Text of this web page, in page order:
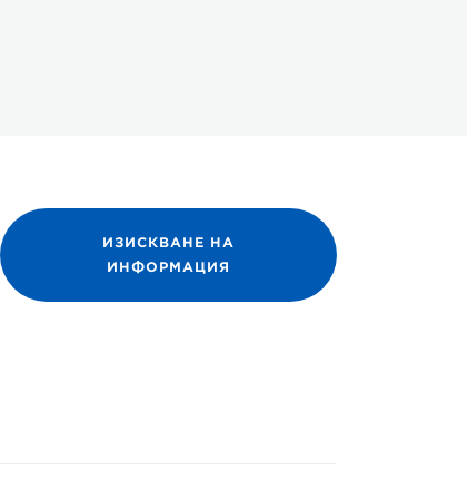
ИЗИСКВАНЕ НА
ИНФОРМАЦИЯ